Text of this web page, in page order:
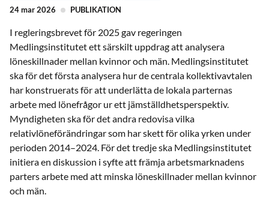
24 mar 2026 PUBLIKATION
I regleringsbrevet för 2025 gav regeringen
Medlingsinstitutet ett särskilt uppdrag att analysera
löneskillnader mellan kvinnor och män. Medlingsinstitutet
ska för det första analysera hur de centrala kollektivavtalen
har konstruerats för att underlätta de lokala parternas
arbete med lönefrågor ur ett jämställdhetsperspektiv.
Myndigheten ska för det andra redovisa vilka
relativlöneförändringar som har skett för olika yrken under
perioden 2014–2024. För det tredje ska Medlingsinstitutet
initiera en diskussion i syfte att främja arbetsmarknadens
parters arbete med att minska löneskillnader mellan kvinnor
och män.